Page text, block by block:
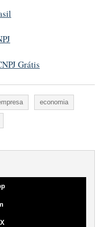
Grátis
economia